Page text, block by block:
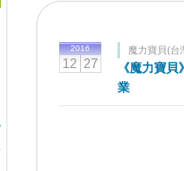
2016
12 27
魔力寶貝(台
《魔力寶
業